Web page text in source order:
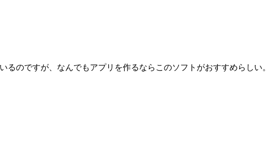
るのですが、なんでもアプリを作るならこのソフトがおすすめらしい。